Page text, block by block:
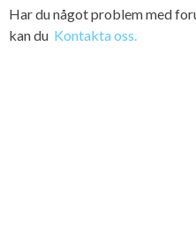
Har du något problem med
kan du Kontakta oss.